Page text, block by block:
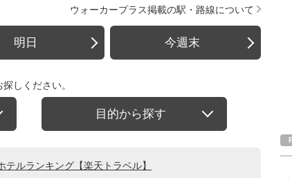
ウォーカープラス掲載の駅・路線について
明日 今週末
しください。
目的から探す
ルランキング【楽天トラベル】